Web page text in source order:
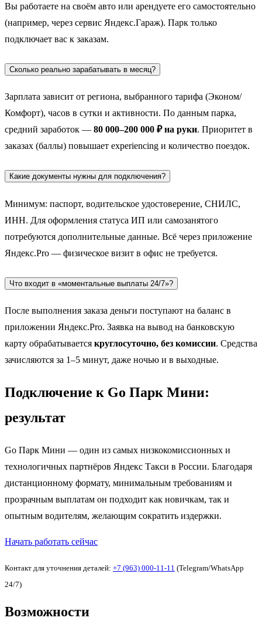
Вы работаете на своём авто или арендуете его самостоятельно
(например, через сервис Яндекс.Гараж). Парк только
подключает вас к заказам.
Сколько реально зарабатывать в месяц?
Зарплата зависит от региона, выбранного тарифа (Эконом/
Комфорт), часов в сутки и активности. По данным парка,
средний заработок — 80 000–200 000 ₽ на руки. Приоритет в
заказах (баллы) повышает experiencing и количество поездок.
Какие документы нужны для подключения?
Минимум: паспорт, водительское удостоверение, СНИЛС,
ИНН. Для оформления статуса ИП или самозанятого
потребуются дополнительные данные. Всё через приложение
Яндекс.Pro — физическое визит в офис не требуется.
Что входит в «моментальные выплаты 24/7»?
После выполнения заказа деньги поступают на баланс в
приложении Яндекс.Pro. Заявка на вывод на банковскую
карту обрабатывается круглосуточно, без комиссии. Средства
зачисляются за 1–5 минут, даже ночью и в выходные.
Подключение к Go Парк Мини:
результат
Go Парк Мини — один из самых низкокомиссионных и
технологичных партнёров Яндекс Такси в России. Благодаря
дистанционному формату, минимальным требованиям и
прозрачным выплатам он подходит как новичкам, так и
опытным водителям, желающим сократить издержки.
Начать работать сейчас
Контакт для уточнения деталей: +7 (963) 000-11-11 (Telegram/WhatsApp
24/7)
Возможности